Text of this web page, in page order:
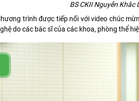
BS CKII Nguyễn
trình được tiếp nối với video chúc
do các bác sĩ của các khoa, phòng thể